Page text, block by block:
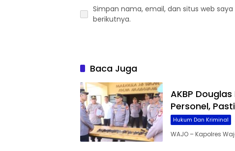
Simpan nama, email, dan situs web
berikutnya.
Baca Juga
AKBP
Personel,
Hukum Dan Kriminal
WAJO – Kapolres